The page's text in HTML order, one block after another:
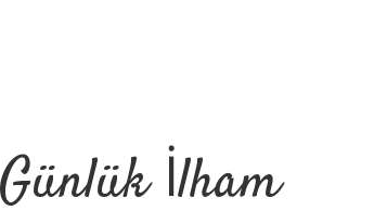
Günlük İlham